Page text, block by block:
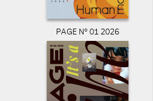
PAGE N° 01 2026